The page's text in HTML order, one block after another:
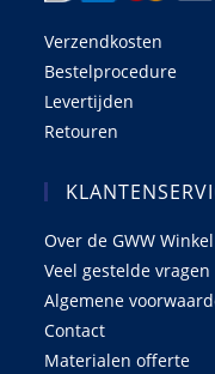
Verzendkosten
Bestelprocedure
Levertijden
Retouren
Over de GWW Winkel
Veel gestelde vragen
Algemene
Contact
Materialen offerte